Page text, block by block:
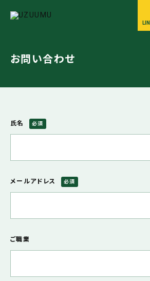
お問い合わせ
氏名 必須
メールアドレス 必須
ご職業